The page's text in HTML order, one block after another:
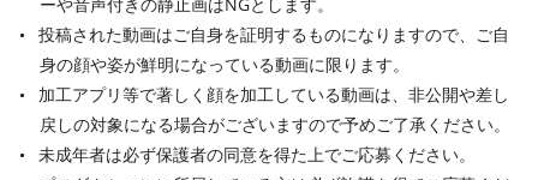
投稿された動画はご自身を証明するものになりますので、ご自
身の顔や姿が鮮明になっている動画に限ります。
加工アプリ等で著しく顔を加工している動画は、非公開や差し
戻しの対象になる場合がございますので予めご了承ください。
未成年者は必ず保護者の同意を得た上でご応募ください。